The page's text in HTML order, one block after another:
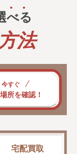
べる
法
今すぐ
所を確認！
宅配買取